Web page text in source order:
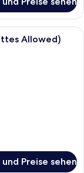
laptopgeeigneter
Allowed)
Preise sehen